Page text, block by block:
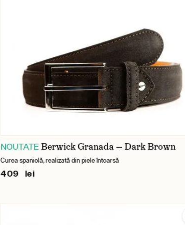
NOUTATEBerwick Granada — Dark Brown
Curea spaniolă, realizată din piele întoarsă
409 lei